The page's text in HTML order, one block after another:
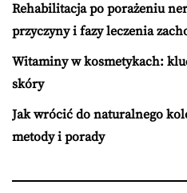
Rehabilitacja po porażeniu
przyczyny i fazy leczenia
Witaminy w kosmetykach:
skóry
Jak wrócić do naturalnego
metody i porady